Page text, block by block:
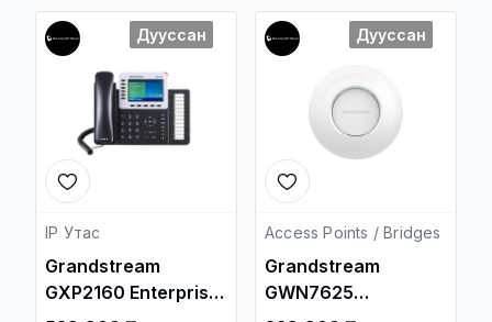
Phone / Дотуур
Суурин утас /
Видео Хурлын
Систем /
Дууссан
IP Утас
Grandstream
GXP2160 Enterprise
Дууссан
Access Points / Bridges
Grandstream
GWN7625